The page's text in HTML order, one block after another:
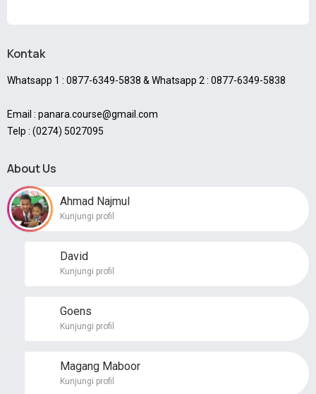
Kontak
Whatsapp 1 : 0877-6349-5838 & Whatsapp 2 : 0877-6349-5838
Email : panara.course@gmail.com
Telp : (0274) 5027095
About Us
Ahmad Najmul
Kunjungi profil
David
Kunjungi profil
Goens
Kunjungi profil
Magang Maboor
Kunjungi profil